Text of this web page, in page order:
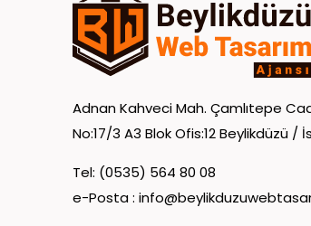
Adnan Kahveci Mah. Çamlıtepe
No:17/3 A3 Blok Ofis:12 Beylikdüzü /
Tel: (0535) 564 80 08
e-Posta :